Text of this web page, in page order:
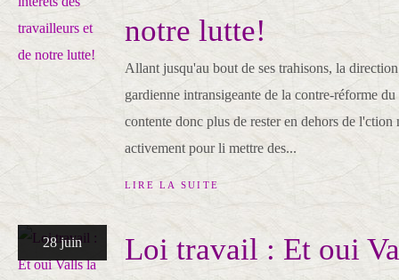
notre lutte!
Allant jusqu'au bout de ses trahisons, la
gardienne intransigeante de la contre-réforme
contente donc plus de rester en dehors de
activement pour li mettre des...
LIRE LA SUITE
28 juin
Loi travail : Et oui